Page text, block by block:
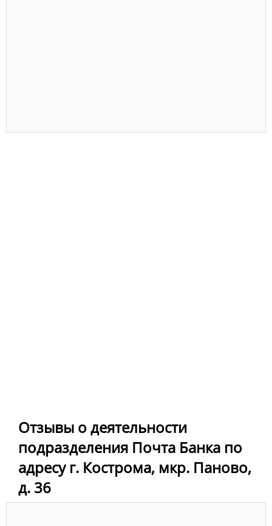
Отзывы о деятельности
подразделения Почта Банка по
адресу г. Кострома, мкр. Паново,
д. 36